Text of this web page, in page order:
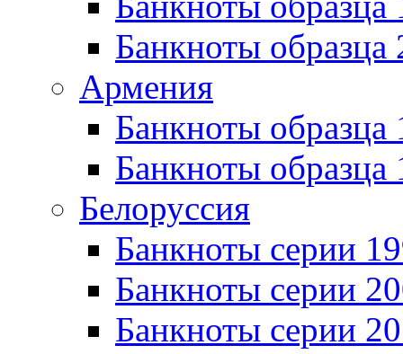
Банкноты образца
Армения
Банкноты образца
Банкноты образца
Белоруссия
Банкноты серии
Банкноты серии
Банкноты серии